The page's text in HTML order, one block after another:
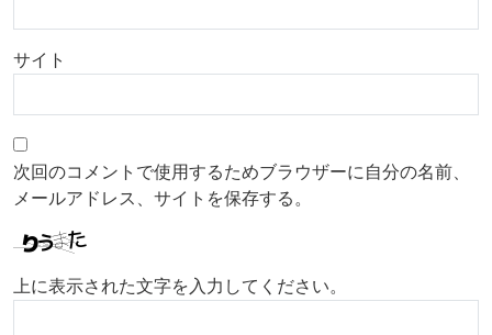
サイト
次回のコメントで使用するためブラウザーに自分の名前、
メールアドレス、サイトを保存する。
上に表示された文字を入力してください。